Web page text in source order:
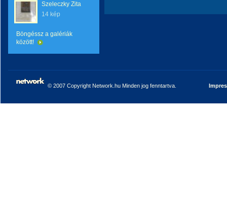
Szeleczky Zita
14 kép
Böngéssz a galériák
között!
© 2007 Copyright Network.hu Minden jog fenntartva.